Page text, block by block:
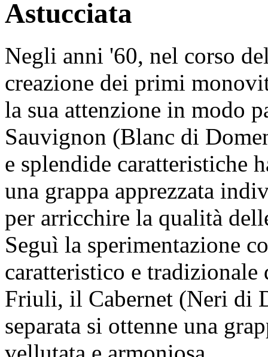
Astucciata
Negli anni '60, nel corso
creazione dei primi
la sua attenzione in modo
Sauvignon (Blanc di
e splendide caratteristiche
una grappa apprezzata
per arricchire la qualità
Seguì la sperimentazione
caratteristico e
Friuli, il Cabernet (Neri di
separata si ottenne una